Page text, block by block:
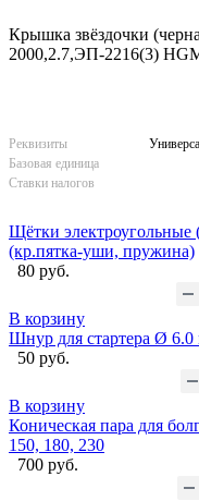
Крышка звёздочки
2000,2.7,ЭП-2216(3)
Реквизиты
Базовая единица
Ставки налогов
Щётки
(кр.пятка-уши, пружина)
80 руб.
В корзину
Шнур для стартера Ø
50 руб.
В корзину
Коническая пара для
150, 180, 230
700 руб.